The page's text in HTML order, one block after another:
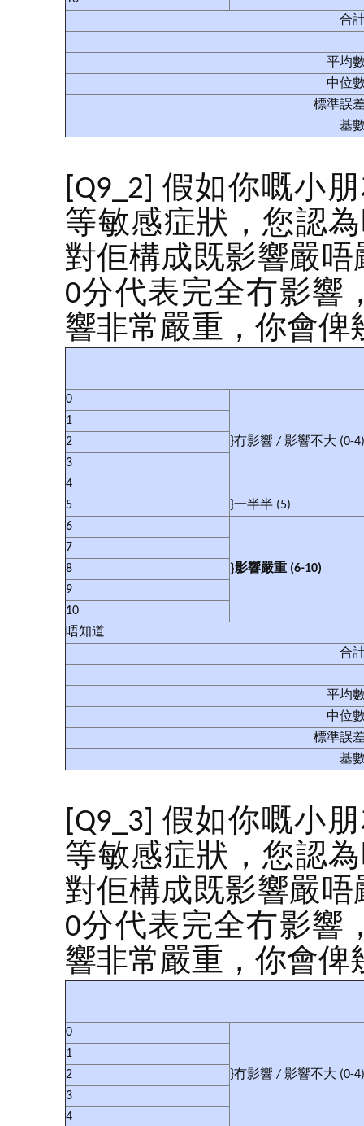
合
平均
中位
標準誤
基
[Q9_2] 假如你嘅小
等敏感症狀，您認
對佢構成既影響嚴
0分代表完全冇影響
響非常嚴重，你會俾
0
}冇影響 / 影響不大 (0-4)
1
2
3
4
5
}一半半 (5)
6
}影響嚴重 (6-10)
7
8
9
10
唔知道
合
平均
中位
標準誤
基
[Q9_3] 假如你嘅小
等敏感症狀，您認
對佢構成既影響嚴
0分代表完全冇影響
響非常嚴重，你會俾
0
}冇影響 / 影響不大 (0-4)
1
2
3
4